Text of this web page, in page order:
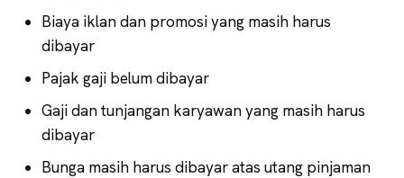
Biaya iklan dan promosi yang masih harus
dibayar
Pajak gaji belum dibayar
Gaji dan tunjangan karyawan yang masih harus
dibayar
Bunga masih harus dibayar atas utang pinjaman